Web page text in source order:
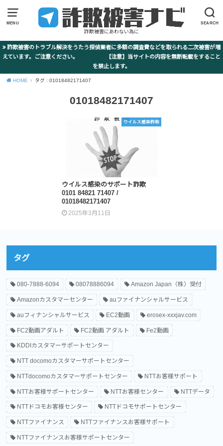
MENU SEARCH
詐欺被害にあわない為に
詐欺被害のトラブル解決をうたう探偵業者に多額の調査費などを取られる二次被害が増
えています。ご注意ください。 【注意】当サイトの内容を無断転載をすること
を禁止します。
HOME タグ : 01018482171407
01018482171407
ウイルス感染詐称
ウイルス感染のサポート詐欺
0101 84821 71407 /
01018482171407
2025年3月11日
タグ
080-7888-6094 08078886094 Amazon Japan（株）受付
Amazonカスタマーセンター auファイナンシャルサービス
auフィナンシャルサービス EC2動画 erosex-xxxjav.com
FC2動画アダルト FC2動画 アダルト Fe2動画
KDDIカスタマーサポートセンター
NTT docomoカスタマーサポートセンター
NTTdocomoカスタマーサポートセンター NTTお客様サポート
NTTお客様サポートセンター NTTお客様センター NTTデータ
NTTドコモお客様センター NTTドコモサポートセンター
NTTファイナンス NTTファイナンスお客様サポート
NTTファイナンスお客様サポートセンター